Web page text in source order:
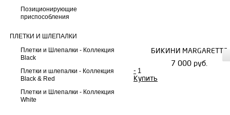
Позиционирующие
приспособления
ПЛЕТКИ И ШЛЕПАЛКИ
Плетки и Шлепалки - Коллекция
Black
Плетки и шлепалки - Коллекция
Black & Red
Плетки и Шлепалки - Коллекция
White
БИКИНИ MARGARETTE
7 000 руб.
-
Купить